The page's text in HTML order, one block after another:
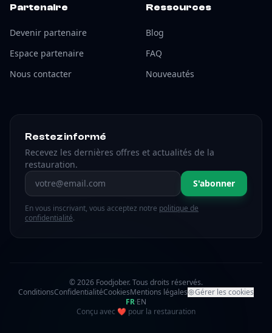
Partenaire
Devenir partenaire
Espace partenaire
Nous contacter
Ressources
Blog
FAQ
Nouveautés
Restez informé
Recevez les dernières offres et actualités de la
restauration.
Adresse email S'abonner
En vous inscrivant, vous acceptez notre politique de
confidentialité.
© 2026 Foodjober. Tous droits réservés.
ConditionsConfidentialitéCookiesMentions légales
Gérer les cookies
FR·EN
Conçu avec ❤ amour
pour la restauration